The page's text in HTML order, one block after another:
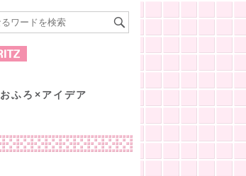
おふろ×アイデア